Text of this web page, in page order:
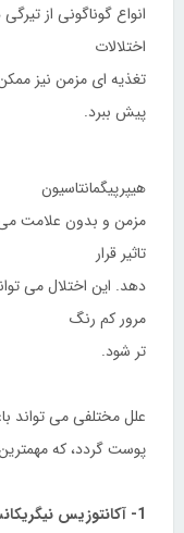
انواع گوناگونی از
اختلالات
تغذیه ای مزمن نیز
پیش ببرد.
هیپرپیگمانتاسیون
مزمن و بدون علامت می
تاثیر قرار
دهد. این اختلال می
مرور کم رنگ
تر شود.
علل مختلفی می تواند
پوست گردد، که مهمترین
1- آکانتوزیس نیگریکانس: